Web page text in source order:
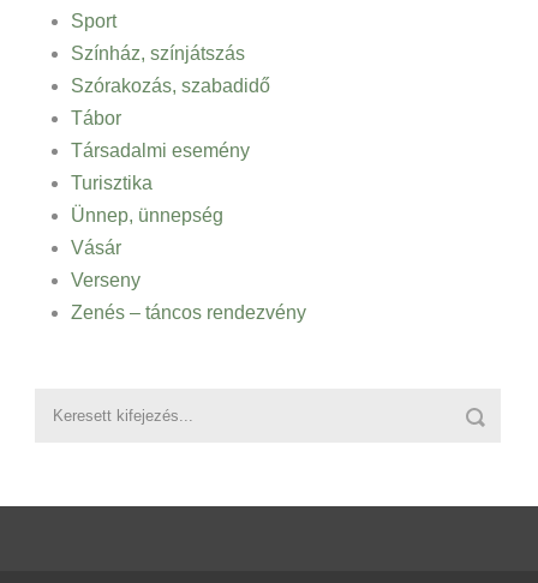
Sport
Színház, színjátszás
Szórakozás, szabadidő
Tábor
Társadalmi esemény
Turisztika
Ünnep, ünnepség
Vásár
Verseny
Zenés – táncos rendezvény